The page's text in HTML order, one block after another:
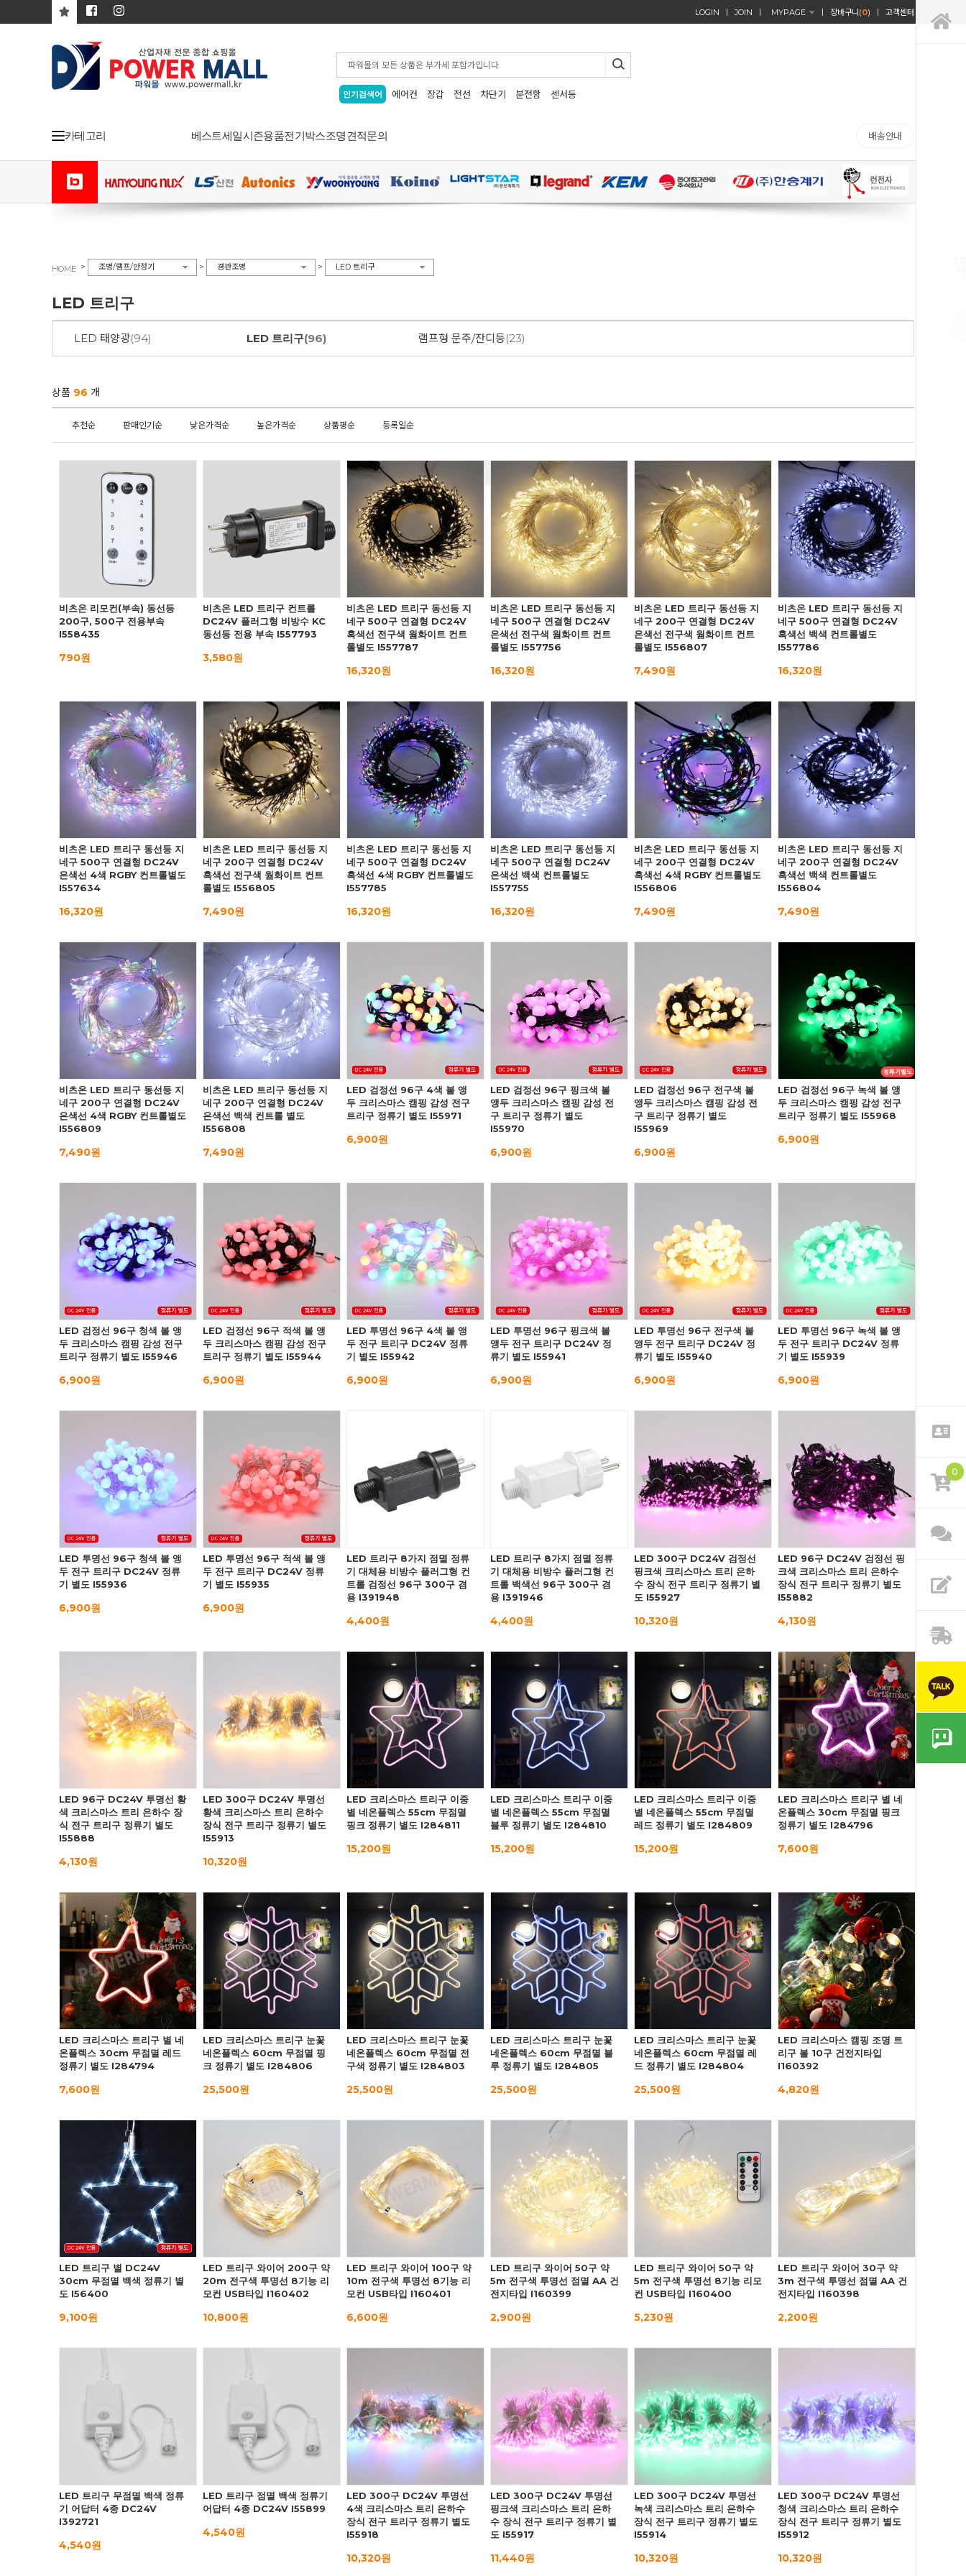
0
LOGIN JOIN MYPAGE 장바구니(0) 고객센터
인기검색어 에어컨 장갑 전선 차단기 분전함 센서등
카테고리 베스트세일시즌용품전기박스조명견적문의 배송안내
HOME > 조명/램프/안정기 > 경관조명 > LED 트리구
LED 트리구
LED 태양광(94) LED 트리구(96) 램프형 문주/잔디등(23)
상품 96 개
추천순 판매인기순 낮은가격순 높은가격순 상품평순 등록일순
비츠온 리모컨(부속) 동선등
200구, 500구 전용부속
I558435
790원
비츠온 LED 트리구 컨트롤
DC24V 플러그형 비방수 KC
동선등 전용 부속 I557793
3,580원
비츠온 LED 트리구 동선등 지
네구 500구 연결형 DC24V
흑색선 전구색 웜화이트 컨트
롤별도 I557787
16,320원
비츠온 LED 트리구 동선등 지
네구 500구 연결형 DC24V
은색선 전구색 웜화이트 컨트
롤별도 I557756
16,320원
비츠온 LED 트리구 동선등 지
네구 200구 연결형 DC24V
은색선 전구색 웜화이트 컨트
롤별도 I556807
7,490원
비츠온 LED 트리구 동선등 지
네구 500구 연결형 DC24V
흑색선 백색 컨트롤별도
I557786
16,320원
비츠온 LED 트리구 동선등 지
네구 500구 연결형 DC24V
은색선 4색 RGBY 컨트롤별도
I557634
16,320원
비츠온 LED 트리구 동선등 지
네구 200구 연결형 DC24V
흑색선 전구색 웜화이트 컨트
롤별도 I556805
7,490원
비츠온 LED 트리구 동선등 지
네구 500구 연결형 DC24V
흑색선 4색 RGBY 컨트롤별도
I557785
16,320원
비츠온 LED 트리구 동선등 지
네구 500구 연결형 DC24V
은색선 백색 컨트롤별도
I557755
16,320원
비츠온 LED 트리구 동선등 지
네구 200구 연결형 DC24V
흑색선 4색 RGBY 컨트롤별도
I556806
7,490원
비츠온 LED 트리구 동선등 지
네구 200구 연결형 DC24V
흑색선 백색 컨트롤별도
I556804
7,490원
비츠온 LED 트리구 동선등 지
네구 200구 연결형 DC24V
은색선 4색 RGBY 컨트롤별도
I556809
7,490원
비츠온 LED 트리구 동선등 지
네구 200구 연결형 DC24V
은색선 백색 컨트롤 별도
I556808
7,490원
LED 검정선 96구 4색 볼 앵
두 크리스마스 캠핑 감성 전구
트리구 정류기 별도 I55971
6,900원
LED 검정선 96구 핑크색 볼
앵두 크리스마스 캠핑 감성 전
구 트리구 정류기 별도
I55970
6,900원
LED 검정선 96구 전구색 볼
앵두 크리스마스 캠핑 감성 전
구 트리구 정류기 별도
I55969
6,900원
LED 검정선 96구 녹색 볼 앵
두 크리스마스 캠핑 감성 전구
트리구 정류기 별도 I55968
6,900원
LED 검정선 96구 청색 볼 앵
두 크리스마스 캠핑 감성 전구
트리구 정류기 별도 I55946
6,900원
LED 검정선 96구 적색 볼 앵
두 크리스마스 캠핑 감성 전구
트리구 정류기 별도 I55944
6,900원
LED 투명선 96구 4색 볼 앵
두 전구 트리구 DC24V 정류
기 별도 I55942
6,900원
LED 투명선 96구 핑크색 볼
앵두 전구 트리구 DC24V 정
류기 별도 I55941
6,900원
LED 투명선 96구 전구색 볼
앵두 전구 트리구 DC24V 정
류기 별도 I55940
6,900원
LED 투명선 96구 녹색 볼 앵
두 전구 트리구 DC24V 정류
기 별도 I55939
6,900원
LED 투명선 96구 청색 볼 앵
두 전구 트리구 DC24V 정류
기 별도 I55936
6,900원
LED 투명선 96구 적색 볼 앵
두 전구 트리구 DC24V 정류
기 별도 I55935
6,900원
LED 트리구 8가지 점멸 정류
기 대체용 비방수 플러그형 컨
트롤 검정선 96구 300구 겸
용 I391948
4,400원
LED 트리구 8가지 점멸 정류
기 대체용 비방수 플러그형 컨
트롤 백색선 96구 300구 겸
용 I391946
4,400원
LED 300구 DC24V 검정선
핑크색 크리스마스 트리 은하
수 장식 전구 트리구 정류기 별
도 I55927
10,320원
LED 96구 DC24V 검정선 핑
크색 크리스마스 트리 은하수
장식 전구 트리구 정류기 별도
I55882
4,130원
LED 96구 DC24V 투명선 황
색 크리스마스 트리 은하수 장
식 전구 트리구 정류기 별도
I55888
4,130원
LED 300구 DC24V 투명선
황색 크리스마스 트리 은하수
장식 전구 트리구 정류기 별도
I55913
10,320원
LED 크리스마스 트리구 이중
별 네온플렉스 55cm 무점멸
핑크 정류기 별도 I284811
15,200원
LED 크리스마스 트리구 이중
별 네온플렉스 55cm 무점멸
블루 정류기 별도 I284810
15,200원
LED 크리스마스 트리구 이중
별 네온플렉스 55cm 무점멸
레드 정류기 별도 I284809
15,200원
LED 크리스마스 트리구 별 네
온플렉스 30cm 무점멸 핑크
정류기 별도 I284796
7,600원
LED 크리스마스 트리구 별 네
온플렉스 30cm 무점멸 레드
정류기 별도 I284794
7,600원
LED 크리스마스 트리구 눈꽃
네온플렉스 60cm 무점멸 핑
크 정류기 별도 I284806
25,500원
LED 크리스마스 트리구 눈꽃
네온플렉스 60cm 무점멸 전
구색 정류기 별도 I284803
25,500원
LED 크리스마스 트리구 눈꽃
네온플렉스 60cm 무점멸 블
루 정류기 별도 I284805
25,500원
LED 크리스마스 트리구 눈꽃
네온플렉스 60cm 무점멸 레
드 정류기 별도 I284804
25,500원
LED 크리스마스 캠핑 조명 트
리구 볼 10구 건전지타입
I160392
4,820원
LED 트리구 별 DC24V
30cm 무점멸 백색 정류기 별
도 I56400
9,100원
LED 트리구 와이어 200구 약
20m 전구색 투명선 8기능 리
모컨 USB타입 I160402
10,800원
LED 트리구 와이어 100구 약
10m 전구색 투명선 8기능 리
모컨 USB타입 I160401
6,600원
LED 트리구 와이어 50구 약
5m 전구색 투명선 점멸 AA 건
전지타입 I160399
2,900원
LED 트리구 와이어 50구 약
5m 전구색 투명선 8기능 리모
컨 USB타입 I160400
5,230원
LED 트리구 와이어 30구 약
3m 전구색 투명선 점멸 AA 건
전지타입 I160398
2,200원
LED 트리구 무점멸 백색 정류
기 어답터 4종 DC24V
I392721
4,540원
LED 트리구 점멸 백색 정류기
어답터 4종 DC24V I55899
4,540원
LED 300구 DC24V 투명선
4색 크리스마스 트리 은하수
장식 전구 트리구 정류기 별도
I55918
10,320원
LED 300구 DC24V 투명선
핑크색 크리스마스 트리 은하
수 장식 전구 트리구 정류기 별
도 I55917
11,440원
LED 300구 DC24V 투명선
녹색 크리스마스 트리 은하수
장식 전구 트리구 정류기 별도
I55914
10,320원
LED 300구 DC24V 투명선
청색 크리스마스 트리 은하수
장식 전구 트리구 정류기 별도
I55912
10,320원